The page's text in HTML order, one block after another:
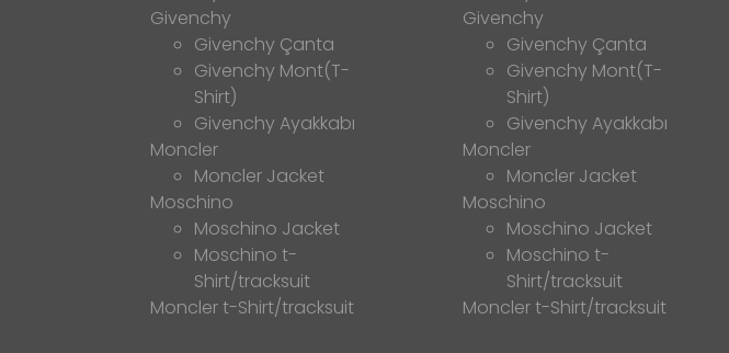
Givenchy
Givenchy Çanta
Givenchy Mont(T-
Shirt)
Givenchy Ayakkabı
Moncler
Moncler Jacket
Moschino
Moschino Jacket
Moschino t-
Shirt/tracksuit
Moncler t-Shirt/tracksuit
Givenchy
Givenchy Çanta
Givenchy Mont(T-
Shirt)
Givenchy Ayakkabı
Moncler
Moncler Jacket
Moschino
Moschino Jacket
Moschino t-
Shirt/tracksuit
Moncler t-Shirt/tracksuit